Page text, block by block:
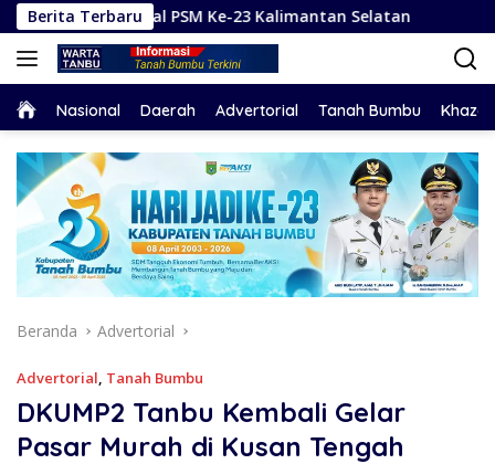
Langsung
ke
konten
Berita Terbaru
PSM Ke-23 Kalimantan Selatan Hadapi
HomeNasional Daerah Advertorial Tanah Bumbu
Beranda Advertorial
Advertorial, Tanah Bumbu
DKUMP2 Tanbu Kembali Gelar
Pasar Murah di Kusan Tengah